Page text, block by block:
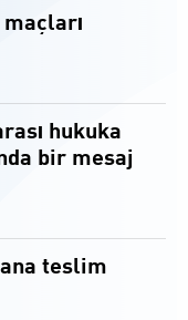
hukuka
bir mesaj
teslim